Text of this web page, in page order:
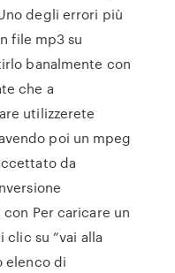
degli errori più
file mp3 su
banalmente con
che a
utilizzerete
poi un mpeg
da
Per caricare un
clic su “vai alla
elenco di